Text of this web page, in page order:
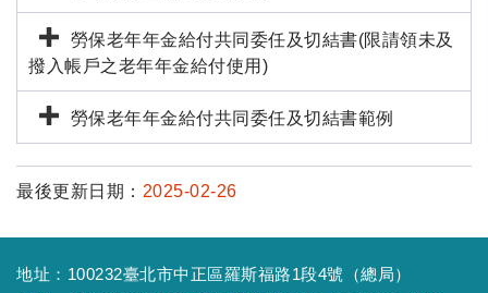
勞保老年年金給付共同委任及切結書(限請領未及
撥入帳戶之老年年金給付使用)
勞保老年年金給付共同委任及切結書範例
最後更新日期： 2025-02-26
地址：100232臺北市中正區羅斯福路1段4號（總局）